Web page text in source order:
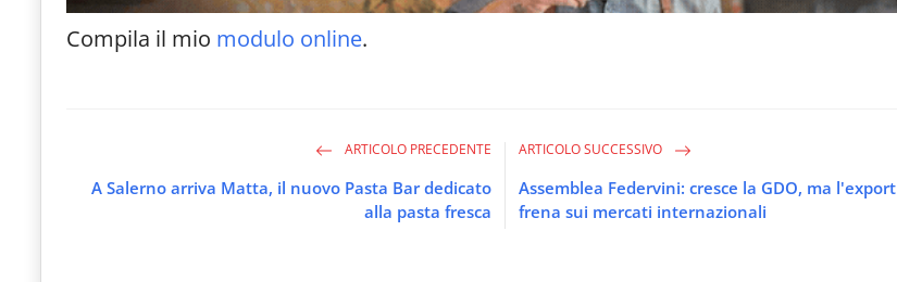
Compila il mio modulo online.
ARTICOLO PRECEDENTE
A Salerno arriva Matta, il nuovo Pasta Bar dedicato
alla pasta fresca
ARTICOLO SUCCESSIVO
Assemblea Federvini: cresce la GDO, ma l'export
frena sui mercati internazionali